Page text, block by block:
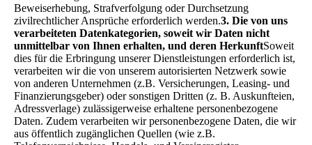
Beweiserhebung, Strafverfolgung oder Durchsetzung
zivilrechtlicher Ansprüche erforderlich werden.3. Die von uns
verarbeiteten Datenkategorien, soweit wir Daten nicht
unmittelbar von Ihnen erhalten, und deren HerkunftSoweit
dies für die Erbringung unserer Dienstleistungen erforderlich ist,
verarbeiten wir die von unserem autorisierten Netzwerk sowie
von anderen Unternehmen (z.B. Versicherungen, Leasing- und
Finanzierungsgeber) oder sonstigen Dritten (z. B. Auskunfteien,
Adressverlage) zulässigerweise erhaltene personenbezogene
Daten. Zudem verarbeiten wir personenbezogene Daten, die wir
aus öffentlich zugänglichen Quellen (wie z.B.